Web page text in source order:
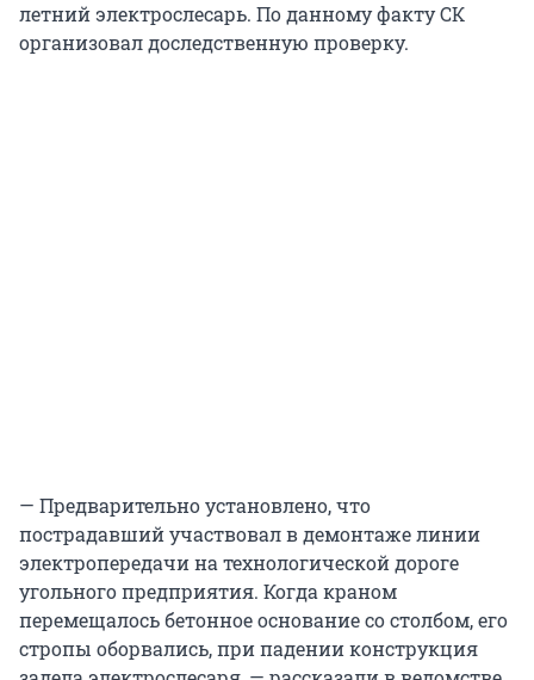
летний электрослесарь. По данному факту СК
организовал доследственную проверку.
— Предварительно установлено, что
пострадавший участвовал в демонтаже линии
электропередачи на технологической дороге
угольного предприятия. Когда краном
перемещалось бетонное основание со столбом, его
стропы оборвались, при падении конструкция